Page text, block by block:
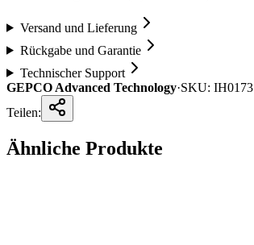
Versand und Lieferung
Rückgabe und Garantie
Technischer Support
GEPCO Advanced Technology·SKU: IH0173
Teilen:
Ähnliche Produkte